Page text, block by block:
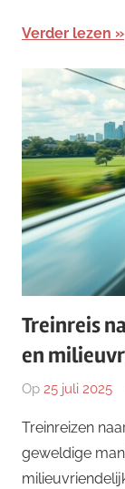
Verder lezen
Treinreis
en
Op 25 juli 2025
Treinreizen
geweldige